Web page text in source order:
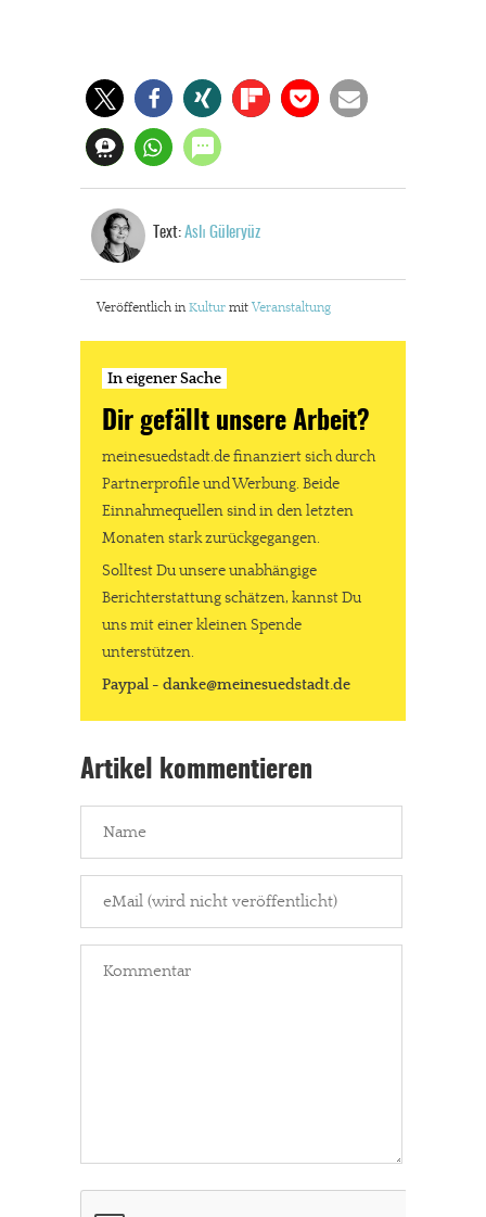
JETZT SPENDEN Schon erledigt!
Text: Aslı Güleryüz
Veröffentlich in Kultur mit Veranstaltung
In eigener Sache
Dir gefällt unsere Arbeit?
meinesuedstadt.de finanziert sich durch
Partnerprofile und Werbung. Beide
Einnahmequellen sind in den letzten
Monaten stark zurückgegangen.
Solltest Du unsere unabhängige
Berichterstattung schätzen, kannst Du
uns mit einer kleinen Spende
unterstützen.
Paypal - danke@meinesuedstadt.de
Artikel kommentieren